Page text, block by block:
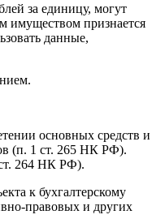
за единицу, могут
имуществом признается
данные,
основных средств и
(п. 1 ст. 265 НК РФ).
264 НК РФ).
к бухгалтерскому
правовых и других